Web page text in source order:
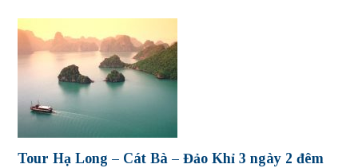
Tour Hạ Long – Cát Bà – Đảo Khỉ 3 ngày 2 đêm